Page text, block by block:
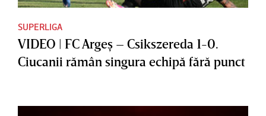
SUPERLIGA
VIDEO | FC Argeş – Csikszereda 1-0.
Ciucanii rămân singura echipă fără punct